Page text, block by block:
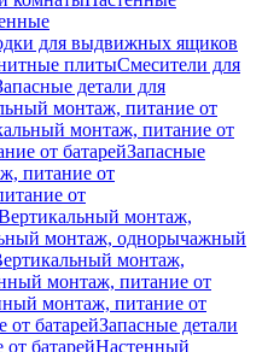
для выдвижных ящиков
плитыСмесители для
детали для
монтаж, питание от
монтаж, питание от
от батарейЗапасные
питание от
от
монтаж,
монтаж, однорычажный
монтаж,
монтаж, питание от
монтаж, питание от
батарейЗапасные детали
батарейНастенный